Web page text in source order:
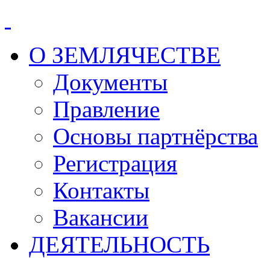
О ЗЕМЛЯЧЕСТВЕ
Документы
Правление
Основы партнёрства
Регистрация
Контакты
Вакансии
ДЕЯТЕЛЬНОСТЬ